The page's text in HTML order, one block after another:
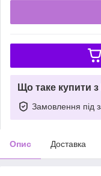
Що таке купити
Замовлення під
Опис Доставка